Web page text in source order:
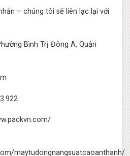
– chúng tôi sẽ liên lạc lại với
Bình Trị Đông A, Quận
maytudongnangsuatcaoanthanh/